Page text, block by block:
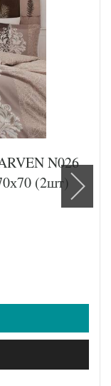
N026
(2шт)